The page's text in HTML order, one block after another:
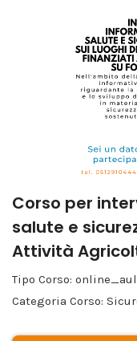
Corso per
salute e
Attività
Tipo Corso:
Categoria Corso: